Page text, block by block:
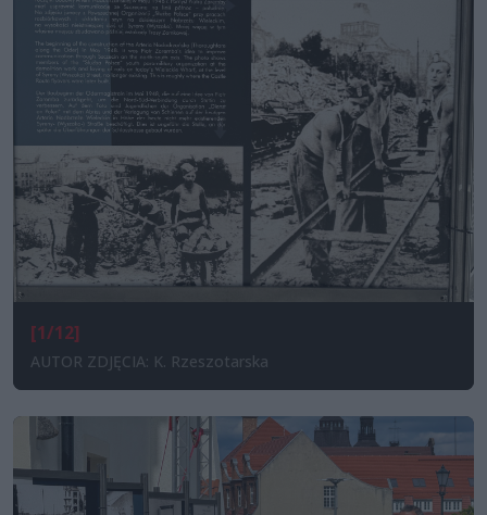
[1/12]
AUTOR ZDJĘCIA: K. Rzeszotarska